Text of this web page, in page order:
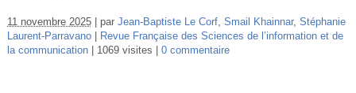
11 novembre 2025 par Jean-Baptiste Le Corf, Smail Khainnar, Stéphanie
Laurent-Parravano
Revue Française des Sciences de l’information et de
la communication
1069 visites 0 commentaire